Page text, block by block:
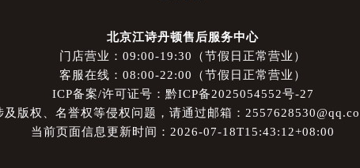
北京江诗丹顿售后服务中心
门店营业：09:00-19:30（节假日正常营业）
客服在线：08:00-22:00（节假日正常营业）
ICP备案/许可证号：黔ICP备2025054552号-27
版权、名誉权等侵权问题，请通过邮箱：
当前页面信息更新时间：2026-07-18T15:43:12+08:00